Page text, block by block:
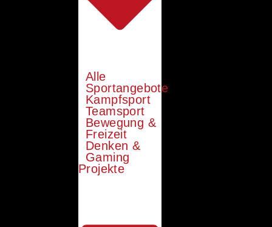
Alle
Sportangebote
Kampfsport
Teamsport
Bewegung &
Freizeit
Denken &
Gaming
Projekte